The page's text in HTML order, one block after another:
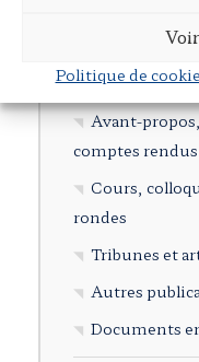
Politique de
Participation
Articles dans
Avant-
comptes rendus
Cours,
rondes
Tribunes et
Autres
Documents